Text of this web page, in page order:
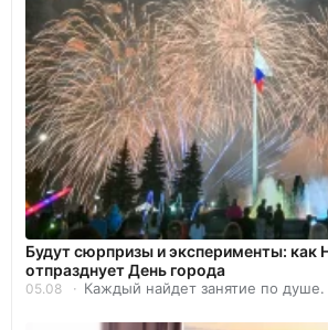
Будут сюрпризы и эксперименты: как
отпразднует День города
05.08 Каждый найдет занятие по душе.